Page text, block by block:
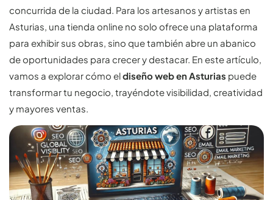
concurrida de la ciudad. Para los artesanos y artistas en
Asturias, una tienda online no solo ofrece una plataforma
para exhibir sus obras, sino que también abre un abanico
de oportunidades para crecer y destacar. En este artículo,
vamos a explorar cómo eldiseño web en Asturias puede
transformar tu negocio, trayéndote visibilidad, creatividad
y mayores ventas.